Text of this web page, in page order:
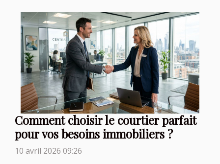
Comment choisir le courtier parfait
pour vos besoins immobiliers ?
10 avril 2026 09:26